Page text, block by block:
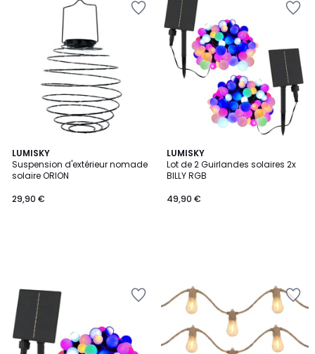
LUMISKY
Suspension d'extérieur nomade
solaire ORION
29,90 €
LUMISKY
Lot de 2 Guirlandes solaires 2x
BILLY RGB
49,90 €